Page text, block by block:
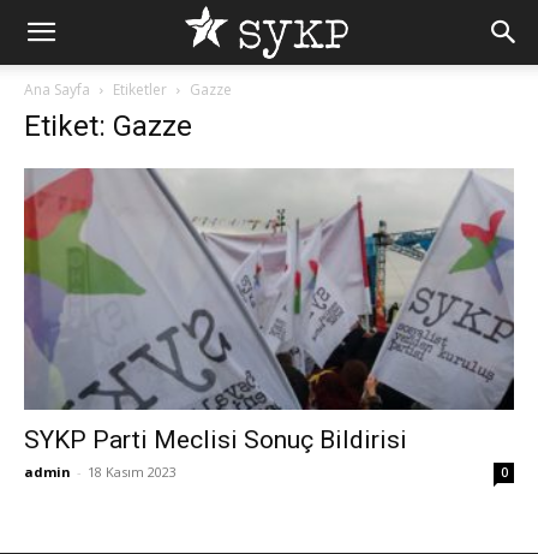
Ana Sayfa Etiketler Gazze
Etiket: Gazze
SYKP Parti Meclisi Sonuç Bildirisi
admin - 18 Kasım 2023 0